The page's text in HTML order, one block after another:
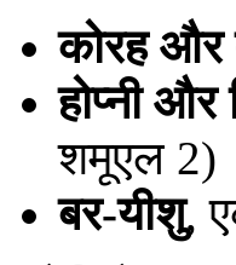
कोरह और
होप्नी और
शमूएल 2)
बर-यीशु,